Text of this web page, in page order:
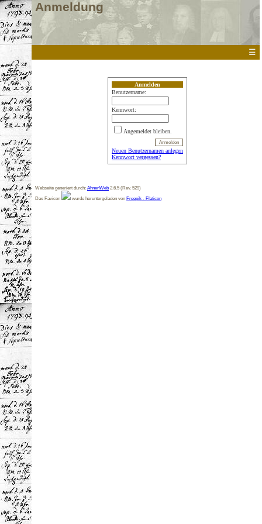
Anmeldung
☰
Anmelden
Benutzername:
Kennwort:
Angemeldet bleiben.
Neuen Benutzernamen anlegen
Kennwort vergessen?
Webseite generiert durch: AhnenWeb 2.6.5 (Rev. 529)
Das Favicon
wurde heruntergeladen von Freepik - Flaticon